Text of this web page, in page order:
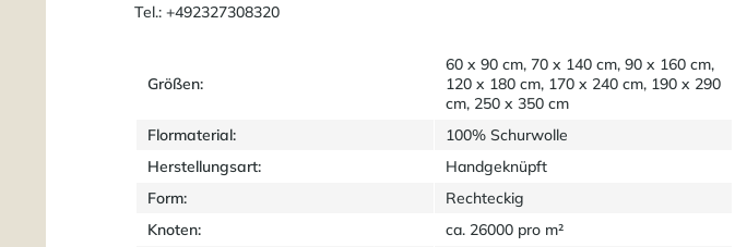
Tel.: +492327308320
Größen:
60 x 90 cm, 70 x 140 cm, 90 x 160 cm,
120 x 180 cm, 170 x 240 cm, 190 x 290
cm, 250 x 350 cm
Flormaterial:
100% Schurwolle
Herstellungsart:
Handgeknüpft
Form:
Rechteckig
Knoten:
ca. 26000 pro m²